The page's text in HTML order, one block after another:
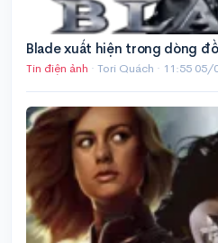
Blade xuất hiện trong dòng
Tin điện ảnh · Tori Quách · 11:55 05/